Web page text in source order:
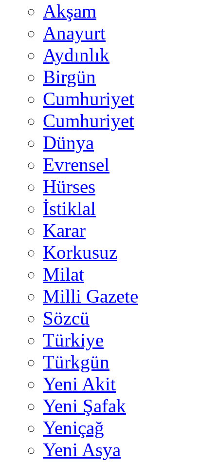
Akşam
Anayurt
Aydınlık
Birgün
Cumhuriyet
Cumhuriyet
Dünya
Evrensel
Hürses
İstiklal
Karar
Korkusuz
Milat
Milli Gazete
Sözcü
Türkiye
Türkgün
Yeni Akit
Yeni Şafak
Yeniçağ
Yeni Asya